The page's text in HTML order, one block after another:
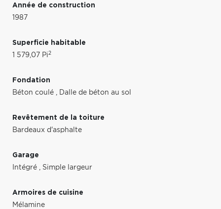
Année de construction
1987
Superficie habitable
1 579,07 Pi2
Fondation
Béton coulé , Dalle de béton au sol
Revêtement de la toiture
Bardeaux d'asphalte
Garage
Intégré , Simple largeur
Armoires de cuisine
Mélamine